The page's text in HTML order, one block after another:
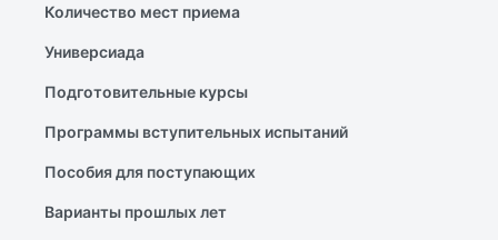
Количество мест приема
Универсиада
Подготовительные курсы
Программы вступительных испытаний
Пособия для поступающих
Варианты прошлых лет